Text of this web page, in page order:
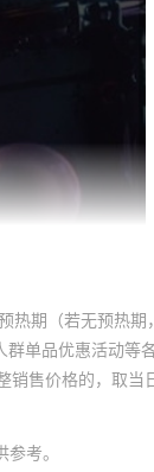
热期（若无预热
单品优惠活动等
售价格的，取当
考。